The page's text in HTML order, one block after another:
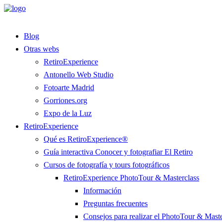
Blog
Otras webs
RetiroExperience
Antonello Web Studio
Fotoarte Madrid
Gorriones.org
Expo de la Luz
RetiroExperience
Qué es RetiroExperience®
Guía interactiva Conocer y fotografiar El Retiro
Cursos de fotografía y tours fotográficos
RetiroExperience PhotoTour & Masterclass
Información
Preguntas frecuentes
Consejos para realizar el PhotoTour &